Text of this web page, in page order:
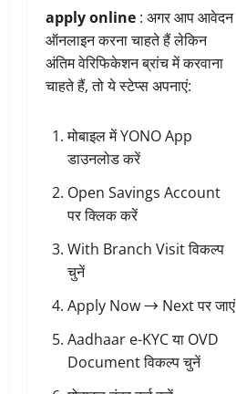
apply online : अगर आप आवेदन
ऑनलाइन करना चाहते हैं लेकिन
अंतिम वेरिफिकेशन ब्रांच में करवाना
चाहते हैं, तो ये स्टेप्स अपनाएं:
मोबाइल में YONO App
डाउनलोड करें
Open Savings Account
पर क्लिक करें
With Branch Visit विकल्प
चुनें
Apply Now → Next पर जाएं
Aadhaar e-KYC या OVD
Document विकल्प चुनें